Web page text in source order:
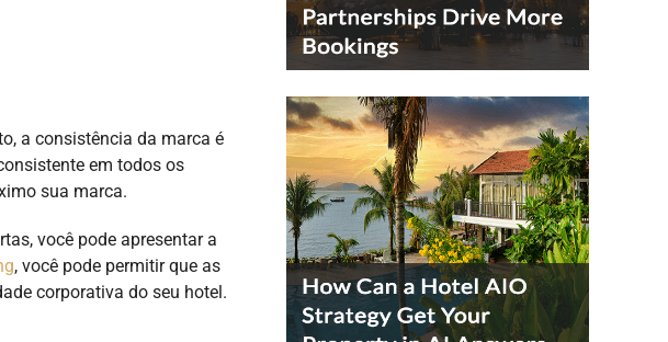
a consistência da marca é
em todos os
sua marca.
você pode apresentar a
, você pode permitir que as
corporativa do seu hotel.